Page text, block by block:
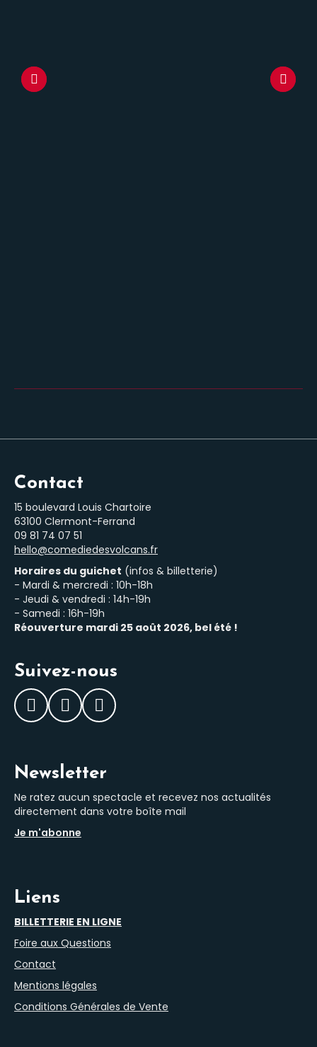
Contact
15 boulevard Louis Chartoire
63100 Clermont-Ferrand
‭09 81 74 07 51‬
hello@comediedesvolcans.fr
Horaires du guichet (infos & billetterie)
- Mardi & mercredi : 10h-18h
- Jeudi & vendredi : 14h-19h
- Samedi : 16h-19h
Réouverture mardi 25 août 2026, bel été !
Suivez-nous
Facebook
InstagramLinkedIn
Newsletter
Ne ratez aucun spectacle et recevez nos actualités
directement dans votre boîte mail
Je m'abonne
Liens
BILLETTERIE EN LIGNE
Foire aux Questions
Contact
Mentions légales
Conditions Générales de Vente